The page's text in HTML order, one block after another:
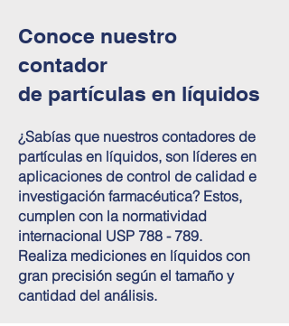
Conoce nuestro
contador
de partículas en líquidos
¿Sabías que nuestros contadores de
partículas en líquidos, son líderes en
aplicaciones de control de calidad e
investigación farmacéutica? Estos,
cumplen con la normatividad
internacional USP 788 - 789.
Realiza mediciones en líquidos con
gran precisión según el tamaño y
cantidad del análisis.